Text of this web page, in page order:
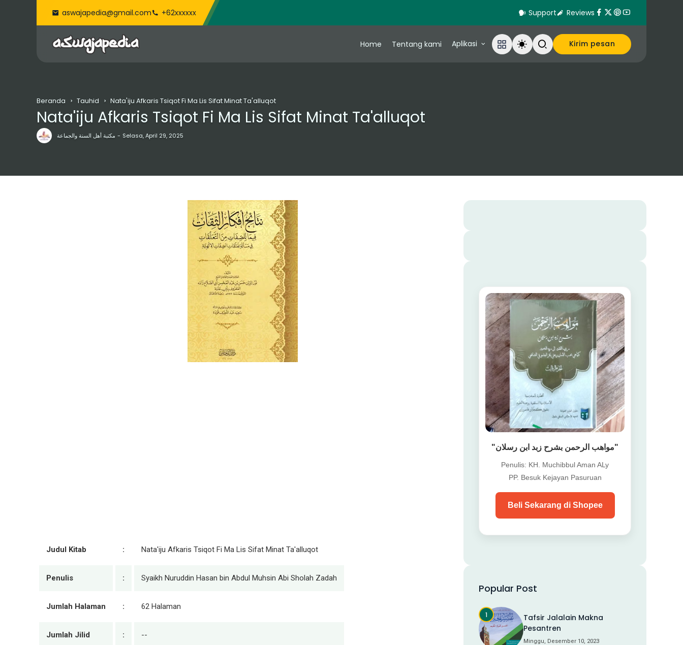
aswajapedia@gmail.com +62xxxxxx Support Reviews
Home Tentang kami Aplikasi Kirim pesan
Beranda Tauhid Nata'iju Afkaris Tsiqot Fi Ma Lis Sifat Minat Ta'alluqot
مكتبة أهل السنة والجماعة Selasa, April 29, 2025
Nata'iju Afkaris Tsiqot Fi Ma Lis Sifat Minat Ta'alluqot
Judul Kitab : Nata'iju Afkaris Tsiqot Fi Ma Lis Sifat Minat Ta'alluqot
Penulis : Syaikh Nuruddin Hasan bin Abdul Muhsin Abi Sholah Zadah
Jumlah Halaman : 62 Halaman
Jumlah Jilid : --
"مواهب الرحمن بشرح زبد ابن رسلان"
Penulis: KH. Muchibbul Aman ALy
PP. Besuk Kejayan Pasuruan
Beli Sekarang di Shopee
Popular Post
Tafsir Jalalain Makna
Pesantren
Minggu, Desember 10, 2023